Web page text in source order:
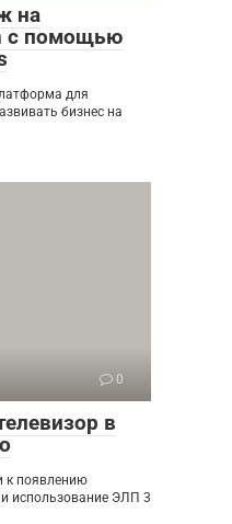
на
с помощью
для
бизнес на
0
в
к появлению
использование ЭЛП 3